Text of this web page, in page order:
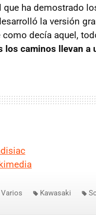
que ha demostrado
la versión
como decía aquel,
los caminos llevan a
Varios Kawasaki